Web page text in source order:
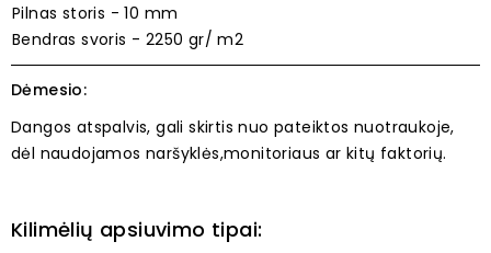
Pilnas storis - 10 mm
Bendras svoris - 2250 gr/ m2
Dėmesio:
Dangos atspalvis, gali skirtis nuo pateiktos nuotraukoje,
dėl naudojamos naršyklės,monitoriaus ar kitų faktorių.
Kilimėlių apsiuvimo tipai: